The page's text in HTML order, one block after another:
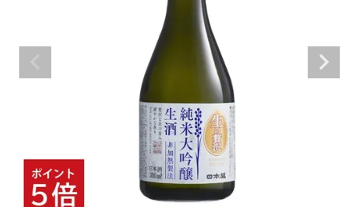
生の贅沢純
日本酒
その他お酒